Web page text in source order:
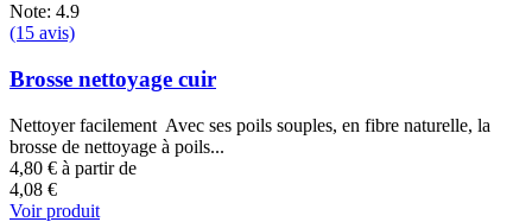
Note: 4.9
(15 avis)
Brosse nettoyage cuir
Nettoyer facilement Avec ses poils souples, en fibre naturelle, la
brosse de nettoyage à poils...
4,80 € à partir de
4,08 €
Voir produit